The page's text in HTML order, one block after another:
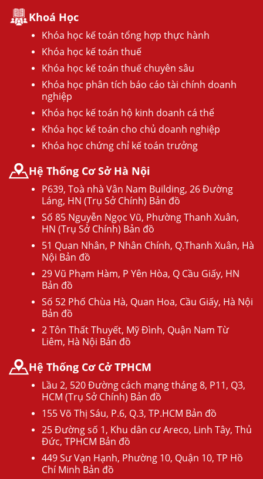
Khoá Học
Khóa học kế toán tổng hợp thực hành
Khóa học kế toán thuế
Khóa học kế toán thuế chuyên sâu
Khóa học phân tích báo cáo tài chính doanh
nghiệp
Khóa học kế toán hộ kinh doanh cá thể
Khóa học kế toán cho chủ doanh nghiệp
Khóa học chứng chỉ kế toán trưởng
Hệ Thống Cơ Sở Hà Nội
P639, Toà nhà Vân Nam Building, 26 Đường
Láng, HN (Trụ Sở Chính) Bản đồ
Số 85 Nguyễn Ngọc Vũ, Phường Thanh Xuân,
HN (Trụ Sở Chính) Bản đồ
51 Quan Nhân, P Nhân Chính, Q.Thanh Xuân, Hà
Nội Bản đồ
29 Vũ Phạm Hàm, P Yên Hòa, Q Cầu Giấy, HN
Bản đồ
Số 52 Phố Chùa Hà, Quan Hoa, Cầu Giấy, Hà Nội
Bản đồ
2 Tôn Thất Thuyết, Mỹ Đình, Quận Nam Từ
Liêm, Hà Nội Bản đồ
Hệ Thống Cơ Cở TPHCM
Lầu 2, 520 Đường cách mạng tháng 8, P11, Q3,
HCM (Trụ Sở Chính) Bản đồ
155 Võ Thị Sáu, P.6, Q.3, TP.HCM Bản đồ
25 Đường số 1, Khu dân cư Areco, Linh Tây, Thủ
Đức, TPHCM Bản đồ
449 Sư Vạn Hạnh, Phường 10, Quận 10, TP Hồ
Chí Minh Bản đồ